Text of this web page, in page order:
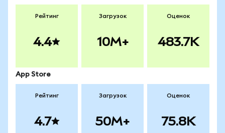
Рейтинг
4.4
Загрузок
10M+
Оценок
483.7K
App Store
Рейтинг
4.7
Загрузок
50M+
Оценок
75.8K